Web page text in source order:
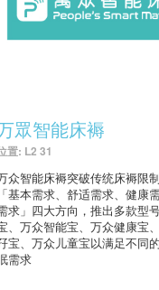
眾智能床褥
置: L2 31
众智能床褥突破传统床褥限
「基本需求、舒适需求、健康
求」四大方向，推出多款型
、万众智能宝、万众健康宝
宝、万众儿童宝以满足不同
需求